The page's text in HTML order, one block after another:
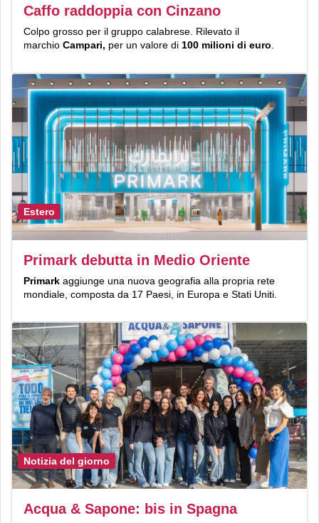
Caffo raddoppia con Cinzano
Colpo grosso per il gruppo calabrese. Rilevato il
marchio Campari, per un valore di 100 milioni di euro
Estero
Primark debutta in Medio Oriente
Primark aggiunge una nuova geografia alla propria rete
mondiale, composta da 17 Paesi, in Europa e Stati Uniti.
Notizia del giorno
Acqua & Sapone: bis in Spagna